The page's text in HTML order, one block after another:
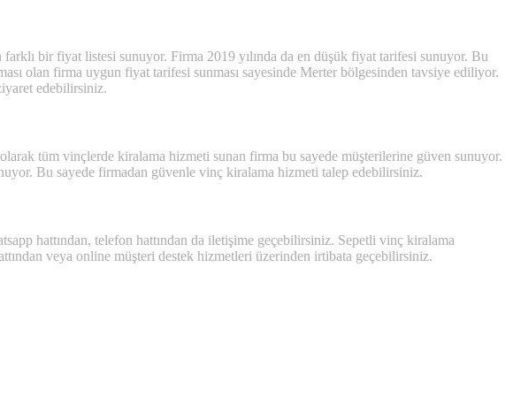
bir fiyat listesi sunuyor. Firma 2019 yılında da en düşük fiyat tarifesi sunuyor. Bu
olan firma uygun fiyat tarifesi sunması sayesinde Merter bölgesinden tavsiye ediliyor.
edebilirsiniz.
tüm vinçlerde kiralama hizmeti sunan firma bu sayede müşterilerine güven sunuyor.
Bu sayede firmadan güvenle vinç kiralama hizmeti talep edebilirsiniz.
hattından, telefon hattından da iletişime geçebilirsiniz. Sepetli vinç kiralama
veya online müşteri destek hizmetleri üzerinden irtibata geçebilirsiniz.